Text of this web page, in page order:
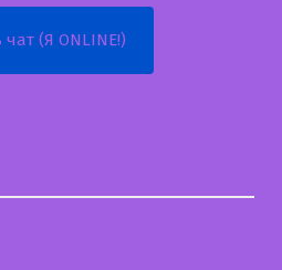
(Я ONLINE!)